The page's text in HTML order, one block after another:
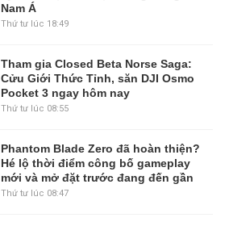
Nam Á
Thứ tư lúc 18:49
Tham gia Closed Beta Norse Saga:
Cửu Giới Thức Tỉnh, săn DJI Osmo
Pocket 3 ngay hôm nay
Thứ tư lúc 08:55
Phantom Blade Zero đã hoàn thiện?
Hé lộ thời điểm công bố gameplay
mới và mở đặt trước đang đến gần
Thứ tư lúc 08:47